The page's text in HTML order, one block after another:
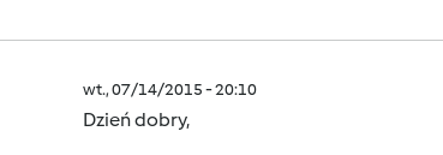
wt., 07/14/2015 - 20:10
Dzień dobry,